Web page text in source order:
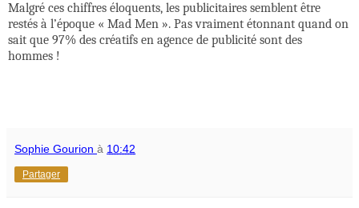
Malgré ces chiffres éloquents, les publicitaires semblent être
restés à l’époque « Mad Men ». Pas vraiment étonnant quand on
sait que 97% des créatifs en agence de publicité sont des
hommes !
Sophie Gourion à 10:42
Partager